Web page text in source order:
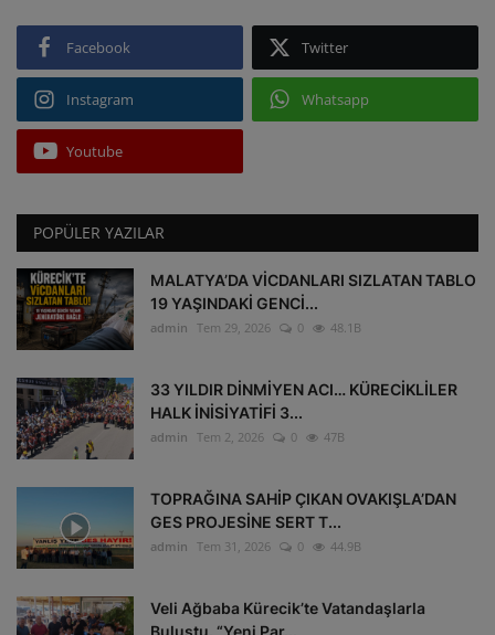
Facebook Twitter
Instagram Whatsapp
Youtube
POPÜLER YAZILAR
MALATYA’DA VİCDANLARI SIZLATAN TABLO
19 YAŞINDAKİ GENCİ...
admin Tem 29, 2026 0 48.1B
33 YILDIR DİNMİYEN ACI… KÜRECİKLİLER
HALK İNİSİYATİFİ 3...
admin Tem 2, 2026 0 47B
TOPRAĞINA SAHİP ÇIKAN OVAKIŞLA’DAN
GES PROJESİNE SERT T...
admin Tem 31, 2026 0 44.9B
Veli Ağbaba Kürecik’te Vatandaşlarla
Buluştu. “Yeni Par...